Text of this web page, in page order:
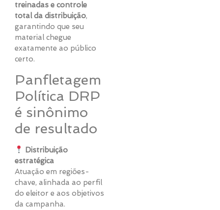
treinadas e controle
total da distribuição,
garantindo que seu
material chegue
exatamente ao público
certo.
Panfletagem
Política DRP
é sinônimo
de resultado
Distribuição
estratégica
Atuação em regiões-
chave, alinhada ao perfil
do eleitor e aos objetivos
da campanha.